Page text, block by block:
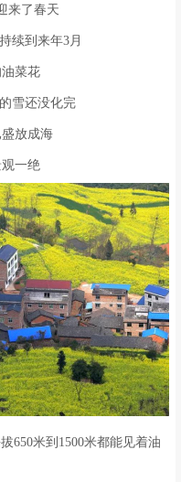
来了春天
续到来年3月
菜花
雪还没化完
放成海
一绝
650米到1500米都能见着油